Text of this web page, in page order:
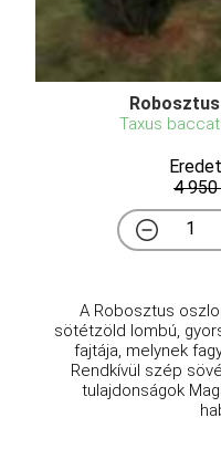
Taxus
4
A Robosztus
sötétzöld lombú,
fajtája, melynek
Rendkívül szép
tulajdonságok